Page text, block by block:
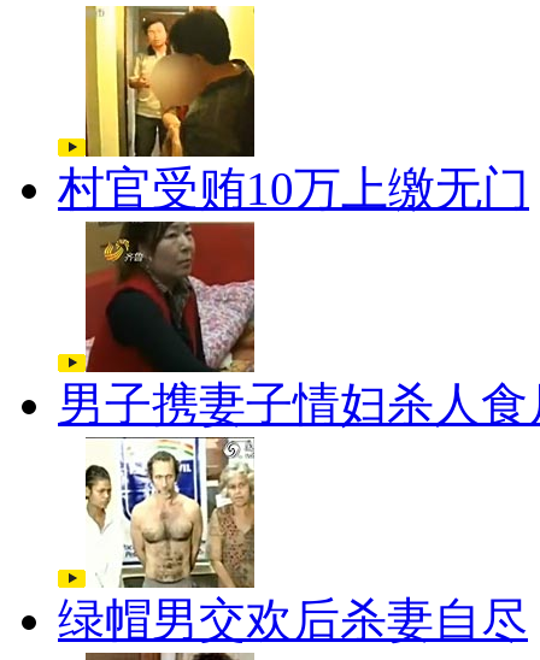
村官受贿10万上缴无门
男子携妻子情妇杀人食
绿帽男交欢后杀妻自尽